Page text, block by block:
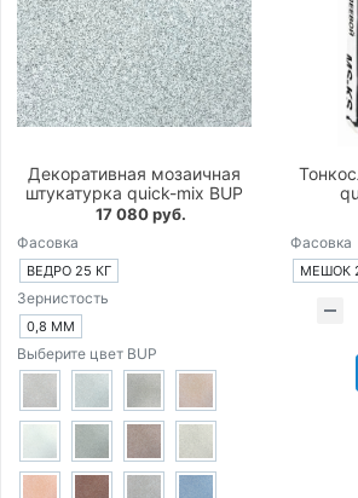
Декоративная мозаичная
штукатурка quick-mix BUP
17 080 руб.
Фасовка
ВЕДРО 25 КГ
Зернистость
0,8 ММ
Выберите цвет BUP
Фасовка
МЕШОК